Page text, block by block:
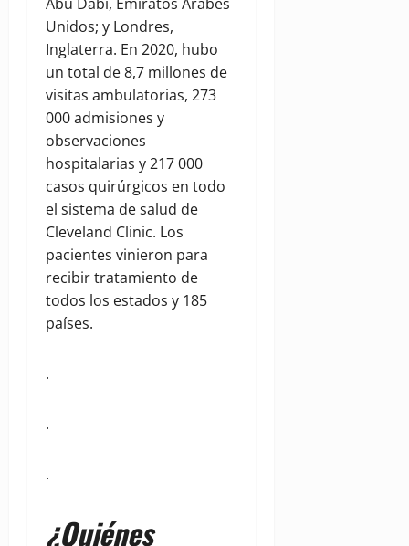
Unidos; y Londres,
Inglaterra. En 2020, hubo
un total de 8,7 millones de
visitas ambulatorias, 273
000 admisiones y
observaciones
hospitalarias y 217 000
casos quirúrgicos en todo
el sistema de salud de
Cleveland Clinic. Los
pacientes vinieron para
recibir tratamiento de
todos los estados y 185
países.
.
.
.
¿Quiénes